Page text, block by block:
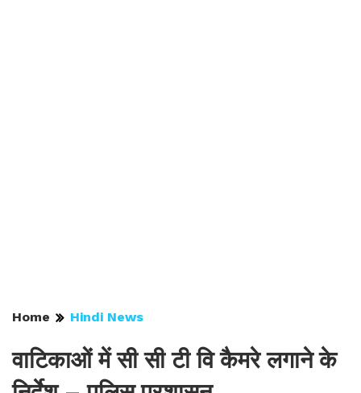
Home Hindi News
वाटिकाओं में सी सी टी वि कैमरे लगाने के